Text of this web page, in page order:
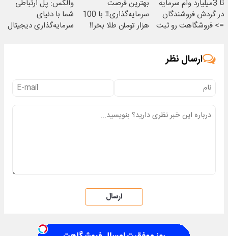
تا 3میلیارد وام سرمایه
در گردش فروشندگان
=> فروشگاهت رو ثبت
بهترین فرصت
سرمایه‌گذاری‼️ با 100
هزار تومان طلا بخر‼️
والکس: پل ارتباطی
شما با دنیای
سرمایه‌گذاری دیجیتال
ارسال نظر
ارسال